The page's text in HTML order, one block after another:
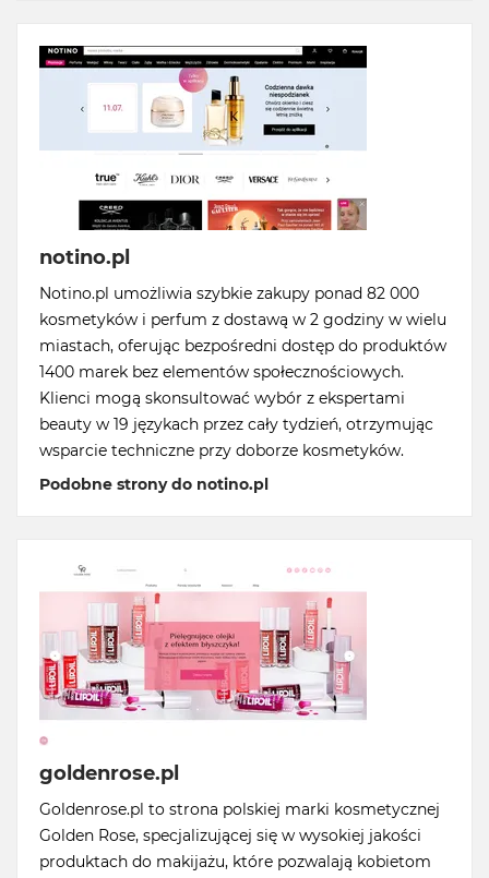
notino.pl
Notino.pl umożliwia szybkie zakupy ponad 82 000
kosmetyków i perfum z dostawą w 2 godziny w wielu
miastach, oferując bezpośredni dostęp do produktów
1400 marek bez elementów społecznościowych.
Klienci mogą skonsultować wybór z ekspertami
beauty w 19 językach przez cały tydzień, otrzymując
wsparcie techniczne przy doborze kosmetyków.
Podobne strony do notino.pl
goldenrose.pl
Goldenrose.pl to strona polskiej marki kosmetycznej
Golden Rose, specjalizującej się w wysokiej jakości
produktach do makijażu, które pozwalają kobietom